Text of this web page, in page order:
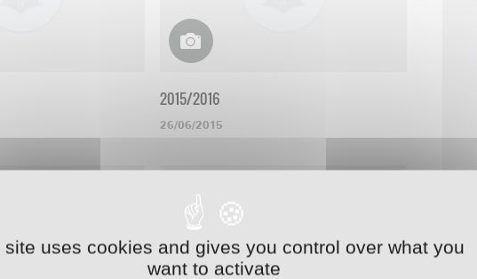
2015/2016
26/06/2015
site uses cookies and gives you control over what you
want to activate